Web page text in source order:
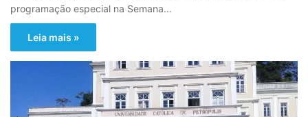
programação especial na Semana…
Leia mais »